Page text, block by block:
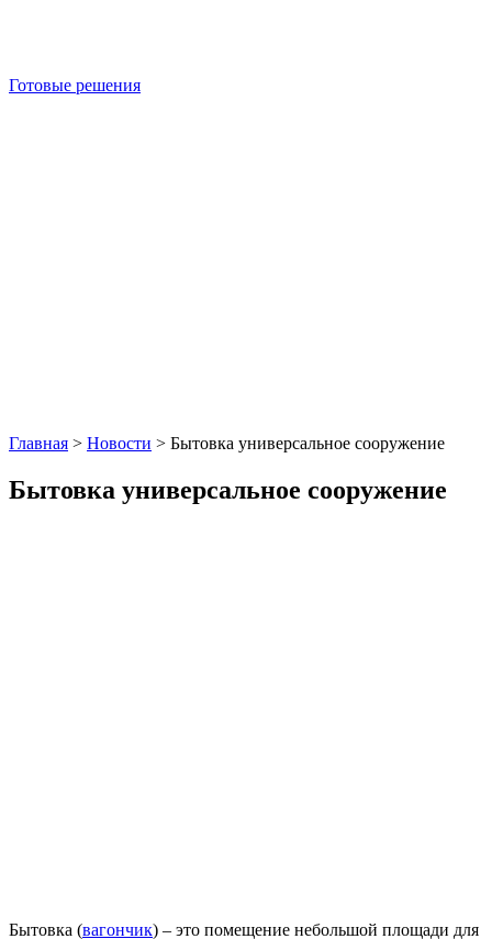
Готовые решения
Главная > Новости > Бытовка универсальное сооружение
Бытовка универсальное сооружение
Бытовка (вагончик) – это помещение небольшой площади для